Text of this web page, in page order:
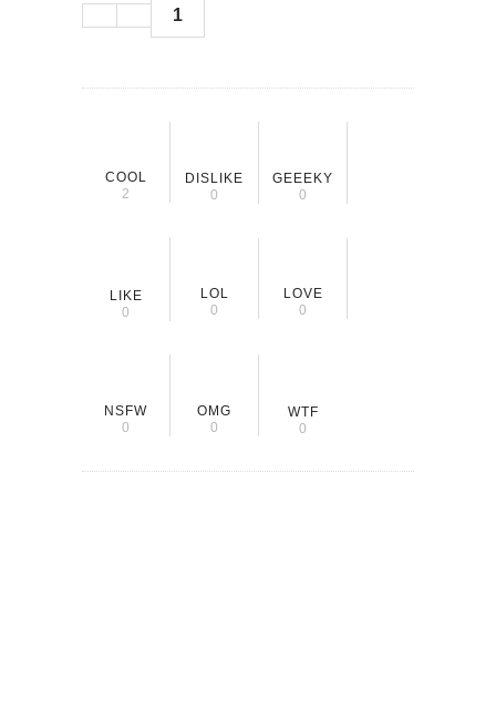
1
COOL
2
DISLIKE
0
GEEEKY
0
LIKE
0
LOL
0
LOVE
0
NSFW
0
OMG
0
WTF
0